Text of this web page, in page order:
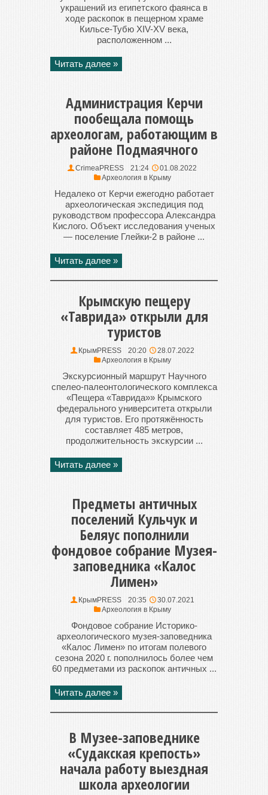
украшений из египетского фаянса в
ходе раскопок в пещерном храме
Кильсе-Тубю XIV-XV века,
расположенном ...
Читать далее »
Администрация Керчи
пообещала помощь
археологам, работающим в
районе Подмаячного
CrimeaPRESS 21:24
01.08.2022
Археология в Крыму
Недалеко от Керчи ежегодно работает
археологическая экспедиция под
руководством профессора Александра
Кислого. Объект исследования ученых
— поселение Глейки-2 в районе ...
Читать далее »
Крымскую пещеру
«Таврида» открыли для
туристов
КрымPRESS 20:20
28.07.2022
Археология в Крыму
Экскурсионный маршрут Научного
спелео-палеонтологического комплекса
«Пещера «Таврида»» Крымского
федерального университета открыли
для туристов. Его протяжённость
составляет 485 метров,
продолжительность экскурсии ...
Читать далее »
Предметы античных
поселений Кульчук и
Беляус пополнили
фондовое собрание Музея-
заповедника «Калос
Лимен»
КрымPRESS 20:35
30.07.2021
Археология в Крыму
Фондовое собрание Историко-
археологического музея-заповедника
«Калос Лимен» по итогам полевого
сезона 2020 г. пополнилось более чем
60 предметами из раскопок античных ...
Читать далее »
В Музее-заповеднике
«Судакская крепость»
начала работу выездная
школа археологии